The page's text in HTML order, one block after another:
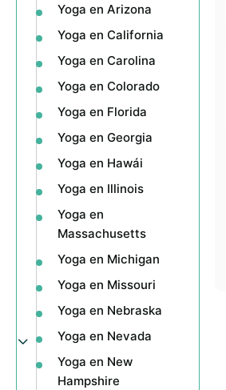
Yoga en Arizona
Yoga en California
Yoga en Carolina
Yoga en Colorado
Yoga en Florida
Yoga en Georgia
Yoga en Hawái
Yoga en Illinois
Yoga en
Massachusetts
Yoga en Michigan
Yoga en Missouri
Yoga en Nebraska
Yoga en Nevada
Yoga en New
Hampshire